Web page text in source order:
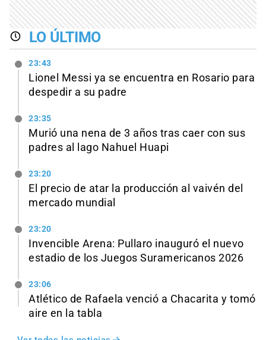
LO ÚLTIMO
23:43
Lionel Messi ya se encuentra en Rosario para
despedir a su padre
23:35
Murió una nena de 3 años tras caer con sus
padres al lago Nahuel Huapi
23:20
El precio de atar la producción al vaivén del
mercado mundial
23:20
Invencible Arena: Pullaro inauguró el nuevo
estadio de los Juegos Suramericanos 2026
23:06
Atlético de Rafaela venció a Chacarita y tomó
aire en la tabla